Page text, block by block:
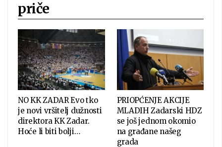
priče
NO KK ZADAR Evo tko
je novi vršitelj dužnosti
direktora KK Zadar.
Hoće li biti bolji…
PRIOPĆENJE AKCIJE
MLADIH Zadarski HDZ
se još jednom okomio
na građane našeg
grada